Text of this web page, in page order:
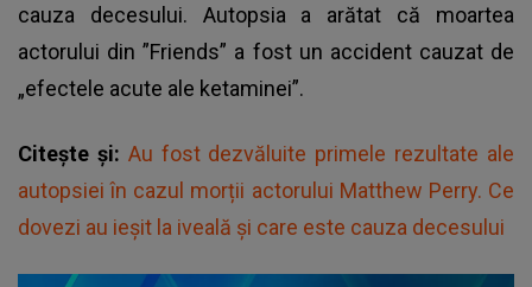
cauza decesului. Autopsia a arătat că moartea
actorului din ”Friends” a fost un accident cauzat de
„efectele acute ale ketaminei”.
Citește și: Au fost dezvăluite primele rezultate ale
autopsiei în cazul morții actorului Matthew Perry. Ce
dovezi au ieșit la iveală și care este cauza decesului